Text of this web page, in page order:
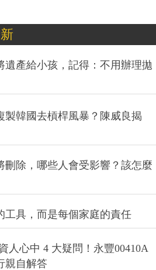
遺產給小孩，記得：不用辦理拋
製韓國去槓桿風暴？陳威良揭
刪除，哪些人會受影響？該怎麼
工具，而是每個家庭的責任
人心中 4 大疑問！永豐00410A
親自解答